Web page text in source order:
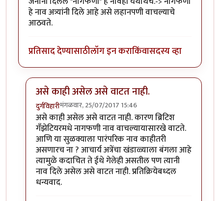
हे नाव अत्र्यांनी दिले आहे असे लहानपणी वाचल्याचे
आठवते.
प्रतिसाद देण्यासाठीलॉग इन कराकिंवासदस्य व्हा
असे काही असेल असे वाटत नाही.
दुर्गविहारीमंगळवार, 25/07/2017 15:46
In reply toनागफणी - प्र. के. अत्रेbyसाबु
असे काही असेल असे वाटत नाही. कारण ब्रिटिश
गँझेटियरमधे नागफणी नाव वाचल्यायासारखे वाटते.
आणि या सुळक्याला पारंपरिक नाव काहीतरी
असणारच ना ? आचार्य अत्रेंचा खंडाळ्याला बंगला आहे
त्यामुळे कदाचित ते ईथे गेलेही असतील पण त्यानी
नाव दिले असेल असे वाटत नाही. प्रतिक्रियेबध्दल
धन्यवाद.